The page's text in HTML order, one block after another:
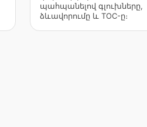
պահպանելով գլուխները,
ձևավորումը և TOC-ը։